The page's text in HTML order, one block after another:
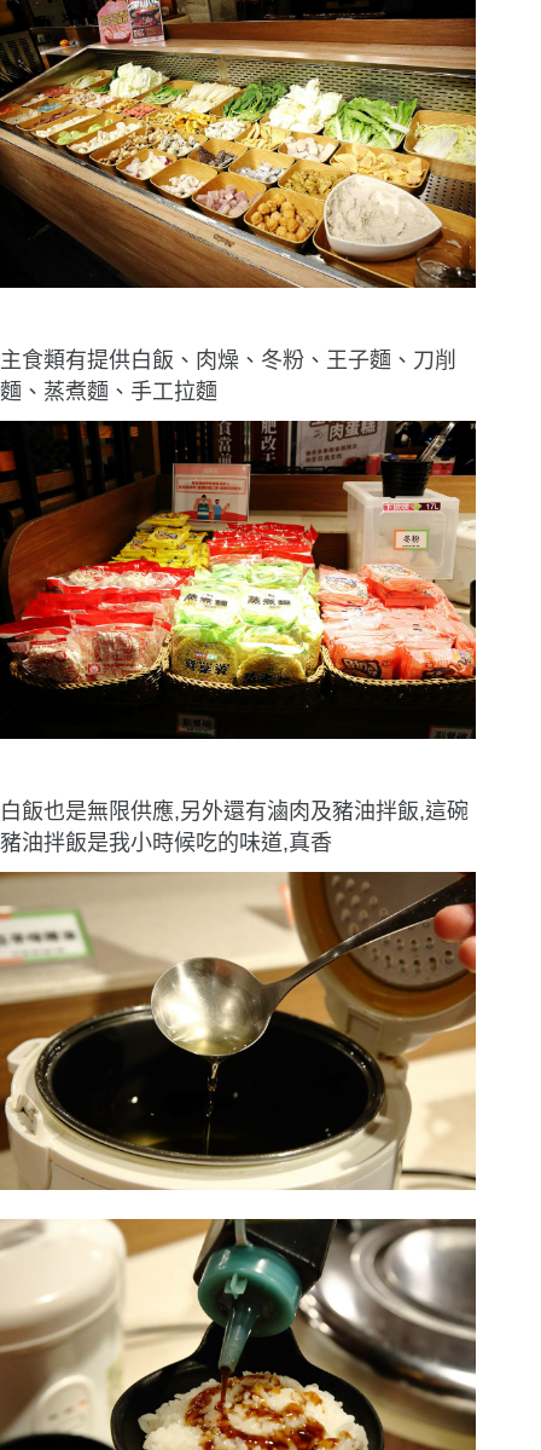
主食類有提供白飯、肉燥、冬粉、王子麵、刀削
麵、蒸煮麵、手工拉麵
白飯也是無限供應,另外還有滷肉及豬油拌飯,這碗
豬油拌飯是我小時候吃的味道,真香